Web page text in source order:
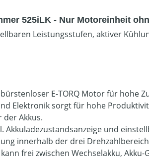
525iLK - Nur Motoreinheit
Leistungsstufen, aktiver
E-TORQ Motor für hohe
Elektronik sorgt für hohe
der Akkus.
Akkuladezustandsanzeige und
innerhalb der drei
frei zwischen Wechselakku,